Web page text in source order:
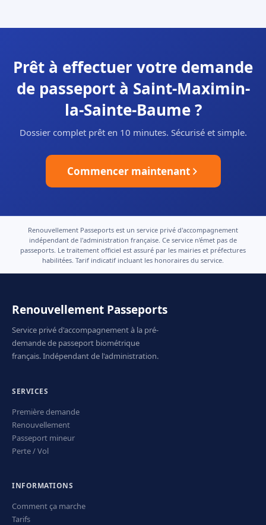
Prêt à effectuer votre demande
de passeport à Saint-Maximin-
la-Sainte-Baume ?
Dossier complet prêt en 10 minutes. Sécurisé et simple.
Commencer maintenant
Renouvellement Passeports est un service privé d'accompagnement
indépendant de l'administration française. Ce service n'émet pas de
passeports. Le traitement officiel est assuré par les mairies et préfectures
habilitées. Tarif indicatif incluant les honoraires du service.
Renouvellement Passeports
Service privé d'accompagnement à la pré-
demande de passeport biométrique
français. Indépendant de l'administration.
SERVICES
Première demande
Renouvellement
Passeport mineur
Perte / Vol
INFORMATIONS
Comment ça marche
Tarifs